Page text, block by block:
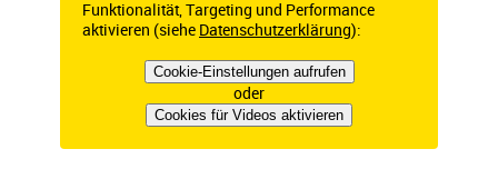
Funktionalität, Targeting und Performance
aktivieren (siehe Datenschutzerklärung):
Cookie-Einstellungen aufrufen
oder
Cookies für Videos aktivieren